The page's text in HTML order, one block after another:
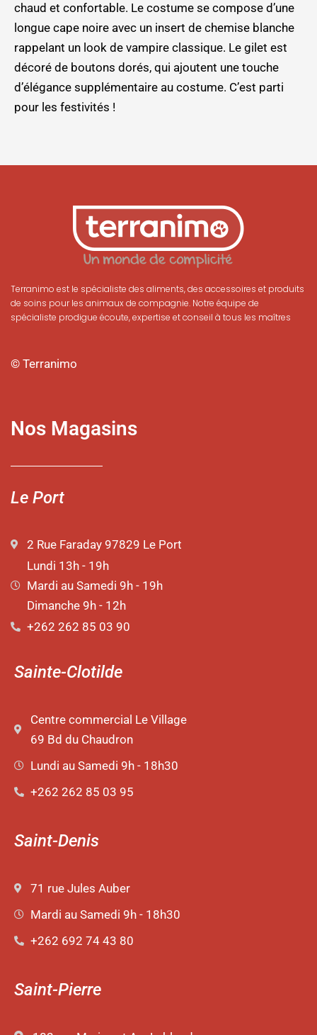
chaud et confortable. Le costume se compose d’une
longue cape noire avec un insert de chemise blanche
rappelant un look de vampire classique. Le gilet est
décoré de boutons dorés, qui ajoutent une touche
d’élégance supplémentaire au costume. C’est parti
pour les festivités !
Terranimo est le spécialiste des aliments, des accessoires et produits
de soins pour les animaux de compagnie. Notre équipe de
spécialiste prodigue écoute, expertise et conseil à tous les maîtres
© Terranimo
Nos Magasins
Le Port
2 Rue Faraday 97829 Le Port
Lundi 13h - 19h
Mardi au Samedi 9h - 19h
Dimanche 9h - 12h
+262 262 85 03 90
Sainte-Clotilde
Centre commercial Le Village
69 Bd du Chaudron
Lundi au Samedi 9h - 18h30
+262 262 85 03 95
Saint-Denis
71 rue Jules Auber
Mardi au Samedi 9h - 18h30
+262 692 74 43 80
Saint-Pierre